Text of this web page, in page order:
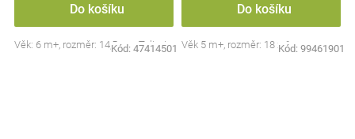
Do košíku
Věk: 6 m+, rozměr: 14,5 cm, Tulimi
Kód: 47414501
Do košíku
Věk 5 m+, rozměr: 18 x 6 cm
Kód: 99461901